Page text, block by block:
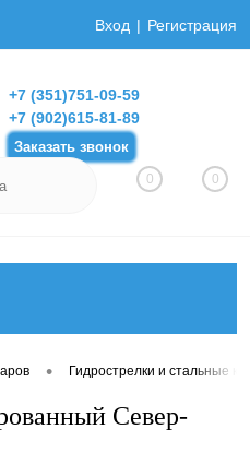
Вход Регистрация
+7 (351)751-09-59
+7 (902)615-81-89
Заказать звонок
0 0
• Гидрострелки и стальные
Север-